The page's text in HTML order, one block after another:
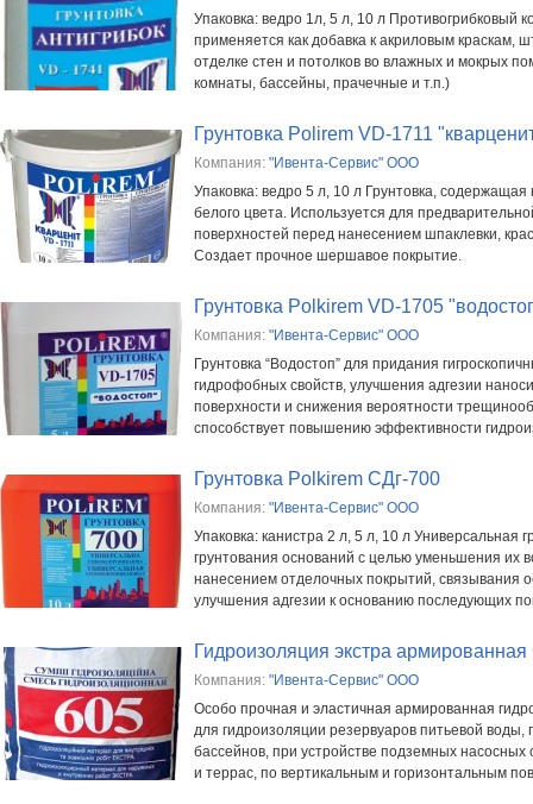
Упаковка: ведро 1л, 5 л, 10 л Противогрибковый
применяется как добавка к акриловым краскам,
отделке стен и потолков во влажных и мокрых
комнаты, бассейны, прачечные и т.п.)
Грунтовка Polirem VD-1711
Компания: "Ивента-Сервис" ООО
Упаковка: ведро 5 л, 10 л Грунтовка, содержащая
белого цвета. Используется для
поверхностей перед нанесением шпаклевки,
Создает прочное шершавое покрытие.
Грунтовка Polkirem VD-1705
Компания: "Ивента-Сервис" ООО
Грунтовка “Водостоп” для придания
гидрофобных свойств, улучшения адгезии
поверхности и снижения вероятности
способствует повышению эффективности
Грунтовка Polkirem СДг-700
Компания: "Ивента-Сервис" ООО
Упаковка: канистра 2 л, 5 л, 10 л Универсальная
грунтования оснований с целью уменьшения их
нанесением отделочных покрытий, связывания
улучшения адгезии к основанию последующих
Гидроизоляция экстра
Компания: "Ивента-Сервис" ООО
Особо прочная и эластичная армированная
для гидроизоляции резервуаров питьевой воды,
бассейнов, при устройстве подземных
и террас, по вертикальным и горизонтальным